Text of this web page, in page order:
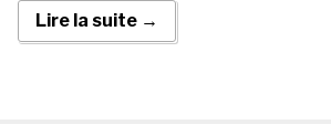
Lire la suite →